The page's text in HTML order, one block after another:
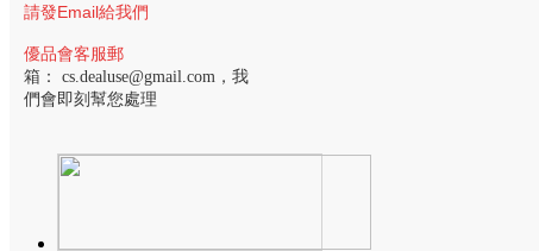
請發Email給我們
優品會客服郵
箱： cs.dealuse@gmail.com ，我
們會即刻幫您處理